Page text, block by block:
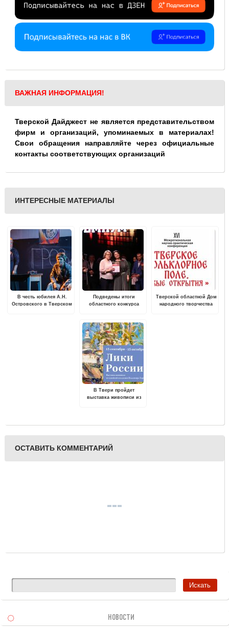
ВАЖНАЯ ИНФОРМАЦИЯ!
Тверской Дайджест не является представительством
фирм и организаций, упоминаемых в материалах!
Свои обращения направляйте через официальные
контакты соответствующих организаций
ИНТЕРЕСНЫЕ МАТЕРИАЛЫ
В честь юбилея А.Н.
Островского в Тверском
Подведены итоги
областного конкурса
Тверской областной Дом
народного творчества
В Твери пройдет
выставка живописи из
ОСТАВИТЬ КОММЕНТАРИЙ
НОВОСТИ